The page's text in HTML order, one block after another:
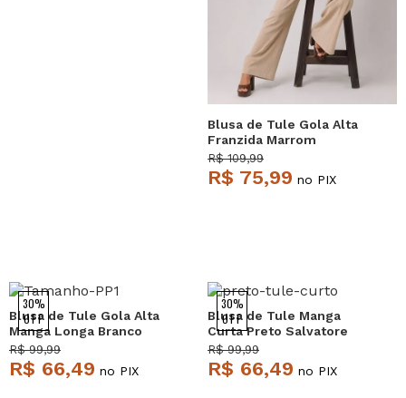
Blusa de Tule Gola Alta
Franzida Marrom
Salvatore
R$ 109,99
R$ 75,99 no PIX
30%
OFF
Blusa de Tule Gola Alta
Manga Longa Branco
Salvatore
R$ 99,99
R$ 66,49 no PIX
30%
OFF
Blusa de Tule Manga
Curta Preto Salvatore
R$ 99,99
R$ 66,49 no PIX